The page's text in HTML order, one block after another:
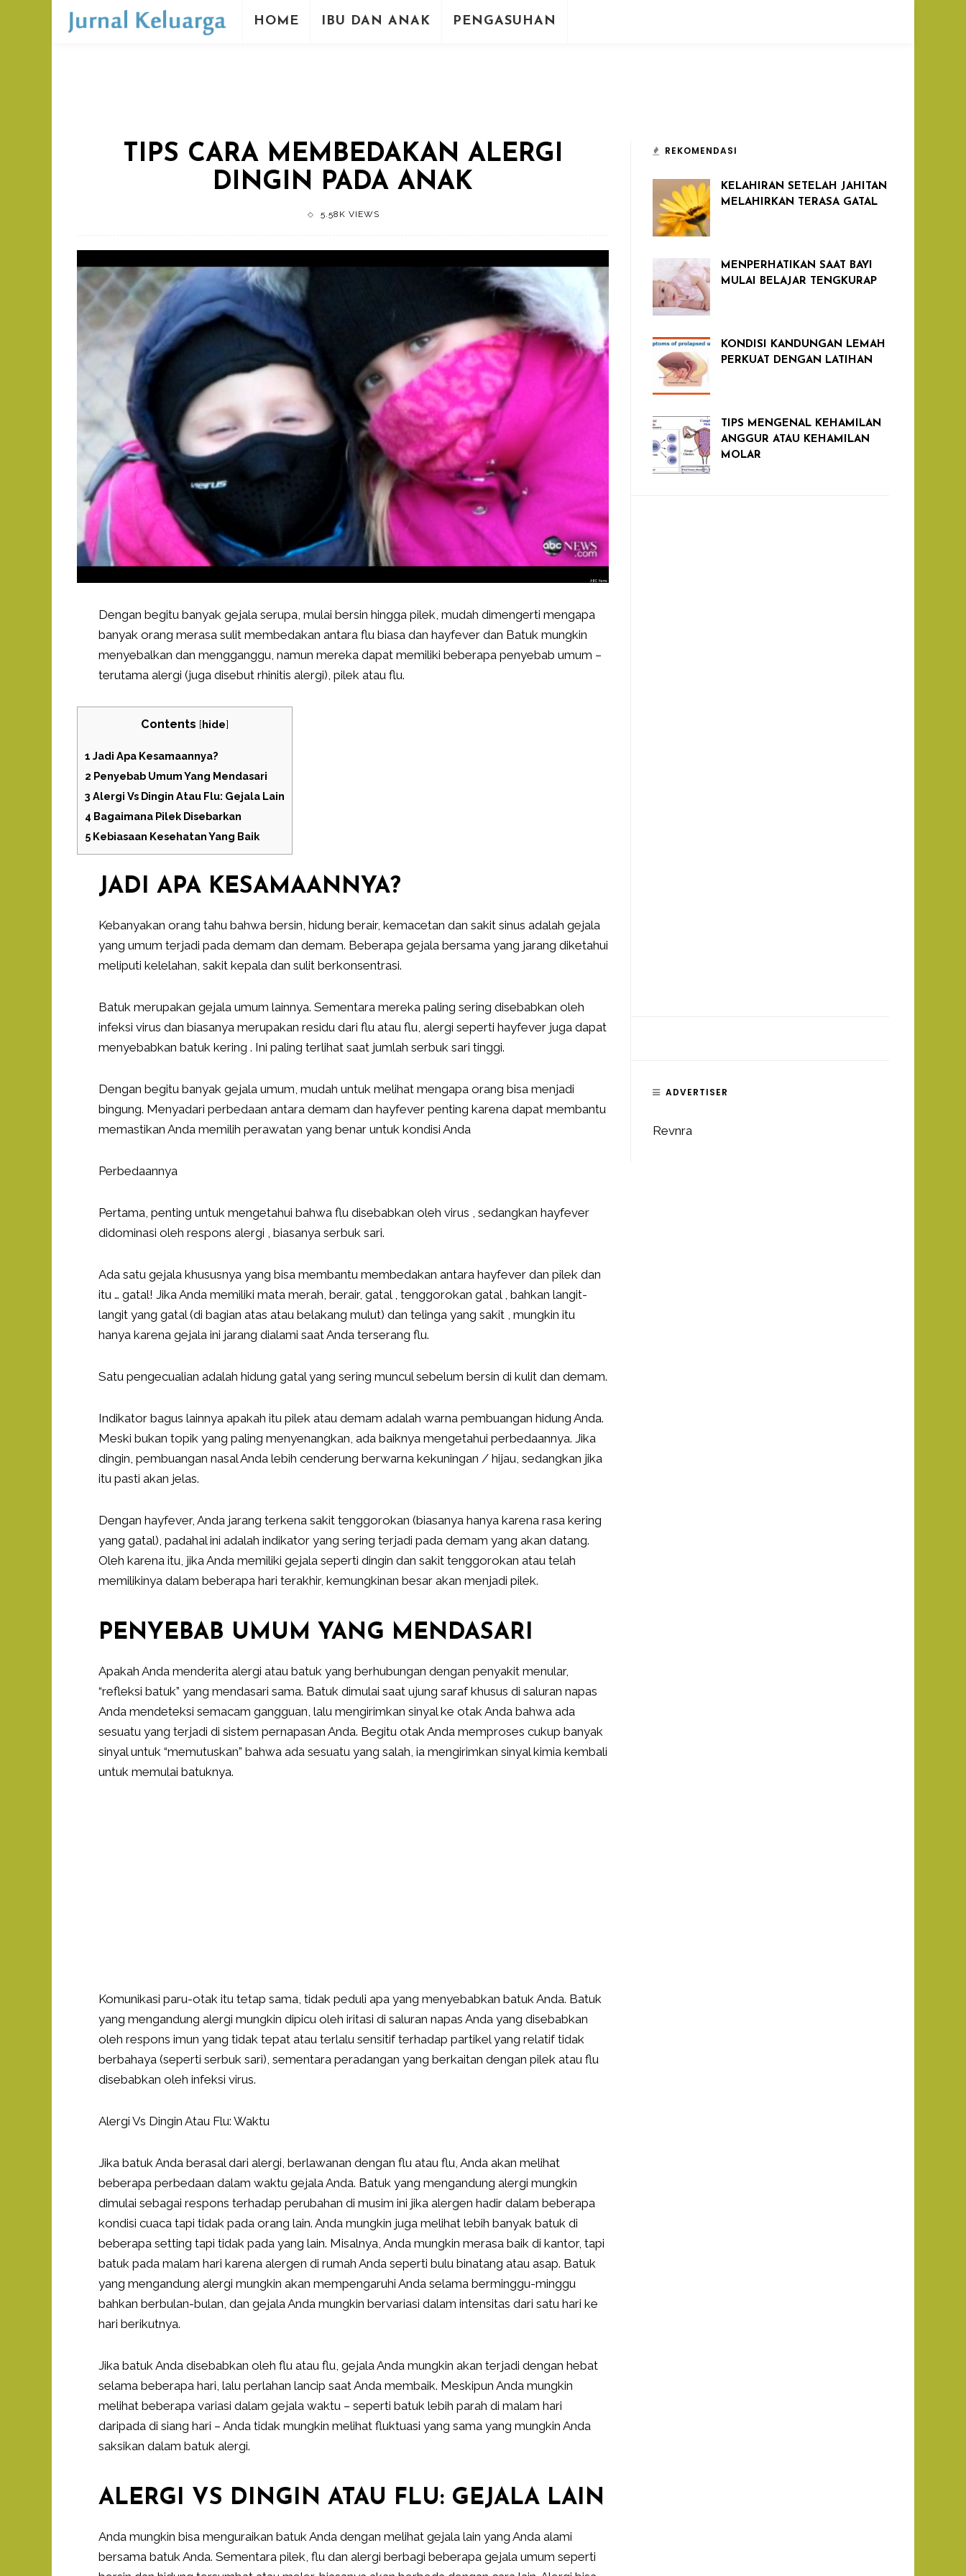
HOME IBU DAN ANAK PENGASUHAN
TIPS CARA MEMBEDAKAN ALERGI
DINGIN PADA ANAK
5.58K VIEWS
Dengan begitu banyak gejala serupa, mulai bersin hingga pilek, mudah dimengerti mengapa
banyak orang merasa sulit membedakan antara flu biasa dan hayfever dan Batuk mungkin
menyebalkan dan mengganggu, namun mereka dapat memiliki beberapa penyebab umum –
terutama alergi (juga disebut rhinitis alergi), pilek atau flu.
Contents [hide]
1 Jadi Apa Kesamaannya?
2 Penyebab Umum Yang Mendasari
3 Alergi Vs Dingin Atau Flu: Gejala Lain
4 Bagaimana Pilek Disebarkan
5 Kebiasaan Kesehatan Yang Baik
JADI APA KESAMAANNYA?
Kebanyakan orang tahu bahwa bersin, hidung berair, kemacetan dan sakit sinus adalah gejala
yang umum terjadi pada demam dan demam. Beberapa gejala bersama yang jarang diketahui
meliputi kelelahan, sakit kepala dan sulit berkonsentrasi.
Batuk merupakan gejala umum lainnya. Sementara mereka paling sering disebabkan oleh
infeksi virus dan biasanya merupakan residu dari flu atau flu, alergi seperti hayfever juga dapat
menyebabkan batuk kering . Ini paling terlihat saat jumlah serbuk sari tinggi.
Dengan begitu banyak gejala umum, mudah untuk melihat mengapa orang bisa menjadi
bingung. Menyadari perbedaan antara demam dan hayfever penting karena dapat membantu
memastikan Anda memilih perawatan yang benar untuk kondisi Anda
Perbedaannya
Pertama, penting untuk mengetahui bahwa flu disebabkan oleh virus , sedangkan hayfever
didominasi oleh respons alergi , biasanya serbuk sari.
Ada satu gejala khususnya yang bisa membantu membedakan antara hayfever dan pilek dan
itu … gatal! Jika Anda memiliki mata merah, berair, gatal , tenggorokan gatal , bahkan langit-
langit yang gatal (di bagian atas atau belakang mulut) dan telinga yang sakit , mungkin itu
hanya karena gejala ini jarang dialami saat Anda terserang flu.
Satu pengecualian adalah hidung gatal yang sering muncul sebelum bersin di kulit dan demam.
Indikator bagus lainnya apakah itu pilek atau demam adalah warna pembuangan hidung Anda.
Meski bukan topik yang paling menyenangkan, ada baiknya mengetahui perbedaannya. Jika
dingin, pembuangan nasal Anda lebih cenderung berwarna kekuningan / hijau, sedangkan jika
itu pasti akan jelas.
Dengan hayfever, Anda jarang terkena sakit tenggorokan (biasanya hanya karena rasa kering
yang gatal), padahal ini adalah indikator yang sering terjadi pada demam yang akan datang.
Oleh karena itu, jika Anda memiliki gejala seperti dingin dan sakit tenggorokan atau telah
memilikinya dalam beberapa hari terakhir, kemungkinan besar akan menjadi pilek.
PENYEBAB UMUM YANG MENDASARI
Apakah Anda menderita alergi atau batuk yang berhubungan dengan penyakit menular,
“refleksi batuk” yang mendasari sama. Batuk dimulai saat ujung saraf khusus di saluran napas
Anda mendeteksi semacam gangguan, lalu mengirimkan sinyal ke otak Anda bahwa ada
sesuatu yang terjadi di sistem pernapasan Anda. Begitu otak Anda memproses cukup banyak
sinyal untuk “memutuskan” bahwa ada sesuatu yang salah, ia mengirimkan sinyal kimia kembali
untuk memulai batuknya.
Komunikasi paru-otak itu tetap sama, tidak peduli apa yang menyebabkan batuk Anda. Batuk
yang mengandung alergi mungkin dipicu oleh iritasi di saluran napas Anda yang disebabkan
oleh respons imun yang tidak tepat atau terlalu sensitif terhadap partikel yang relatif tidak
berbahaya (seperti serbuk sari), sementara peradangan yang berkaitan dengan pilek atau flu
disebabkan oleh infeksi virus.
Alergi Vs Dingin Atau Flu: Waktu
Jika batuk Anda berasal dari alergi, berlawanan dengan flu atau flu, Anda akan melihat
beberapa perbedaan dalam waktu gejala Anda. Batuk yang mengandung alergi mungkin
dimulai sebagai respons terhadap perubahan di musim ini jika alergen hadir dalam beberapa
kondisi cuaca tapi tidak pada orang lain. Anda mungkin juga melihat lebih banyak batuk di
beberapa setting tapi tidak pada yang lain. Misalnya, Anda mungkin merasa baik di kantor, tapi
batuk pada malam hari karena alergen di rumah Anda seperti bulu binatang atau asap. Batuk
yang mengandung alergi mungkin akan mempengaruhi Anda selama berminggu-minggu
bahkan berbulan-bulan, dan gejala Anda mungkin bervariasi dalam intensitas dari satu hari ke
hari berikutnya.
Jika batuk Anda disebabkan oleh flu atau flu, gejala Anda mungkin akan terjadi dengan hebat
selama beberapa hari, lalu perlahan lancip saat Anda membaik. Meskipun Anda mungkin
melihat beberapa variasi dalam gejala waktu – seperti batuk lebih parah di malam hari
daripada di siang hari – Anda tidak mungkin melihat fluktuasi yang sama yang mungkin Anda
saksikan dalam batuk alergi.
ALERGI VS DINGIN ATAU FLU: GEJALA LAIN
Anda mungkin bisa menguraikan batuk Anda dengan melihat gejala lain yang Anda alami
bersama batuk Anda. Sementara pilek, flu dan alergi berbagi beberapa gejala umum seperti
REKOMENDASI
KELAHIRAN SETELAH JAHITAN
MELAHIRKAN TERASA GATAL
MENPERHATIKAN SAAT BAYI
MULAI BELAJAR TENGKURAP
KONDISI KANDUNGAN LEMAH
PERKUAT DENGAN LATIHAN
TIPS MENGENAL KEHAMILAN
ANGGUR ATAU KEHAMILAN
MOLAR
ADVERTISER
Revnra